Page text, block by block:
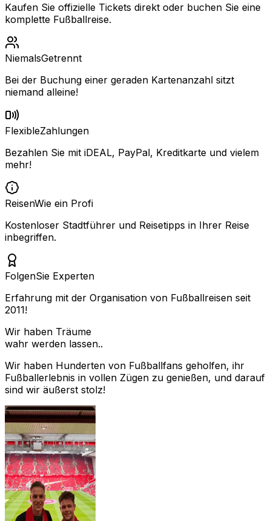
Kaufen Sie offizielle Tickets direkt oder buchen Sie eine
komplette Fußballreise.
NiemalsGetrennt
Bei der Buchung einer geraden Kartenanzahl sitzt
niemand alleine!
FlexibleZahlungen
Bezahlen Sie mit iDEAL, PayPal, Kreditkarte und vielem
mehr!
ReisenWie ein Profi
Kostenloser Stadtführer und Reisetipps in Ihrer Reise
inbegriffen.
FolgenSie Experten
Erfahrung mit der Organisation von Fußballreisen seit
2011!
Wir haben Träume
wahr werden lassen..
Wir haben Hunderten von Fußballfans geholfen, ihr
Fußballerlebnis in vollen Zügen zu genießen, und darauf
sind wir äußerst stolz!